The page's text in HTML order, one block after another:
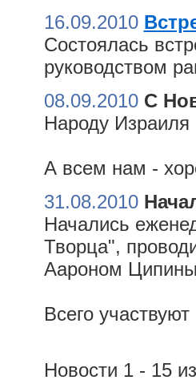
16.09.2010
Состоялась
руководством
08.09.2010 С
Народу Израиля
А всем нам -
31.08.2010
Начались
Творца",
Аароном
Всего
Новости 1 - 15